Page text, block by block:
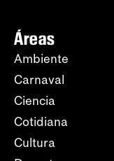
Áreas
Ambiente
Carnaval
Ciencia
Cotidiana
Cultura